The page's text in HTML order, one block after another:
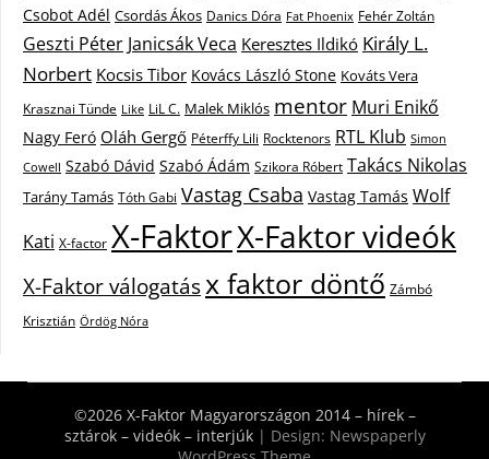
Csobot Adél Csordás Ákos Danics Dóra Fat Phoenix Fehér Zoltán
Geszti Péter Janicsák Veca Keresztes Ildikó Király L.
Norbert Kocsis Tibor Kovács László Stone Kováts Vera
Krasznai Tünde Like LiL C. Malek Miklós mentor Muri Enikő
Nagy Feró Oláh Gergő Péterffy Lili Rocktenors RTL Klub Simon
Cowell Szabó Dávid Szabó Ádám Szikora Róbert Takács Nikolas
Tarány Tamás Tóth Gabi Vastag Csaba Vastag Tamás Wolf
Kati X-factor X-FaktorX-Faktor videók
X-Faktor válogatásx faktor döntő Zámbó
Krisztián Ördög Nóra
©2026 X-Faktor Magyarországon 2014 – hírek –
sztárok – videók – interjúk | Design: Newspaperly